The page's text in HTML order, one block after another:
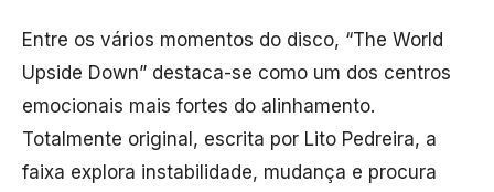
Entre os vários momentos do disco, “The World
Upside Down” destaca-se como um dos centros
emocionais mais fortes do alinhamento.
Totalmente original, escrita por Lito Pedreira, a
faixa explora instabilidade, mudança e procura